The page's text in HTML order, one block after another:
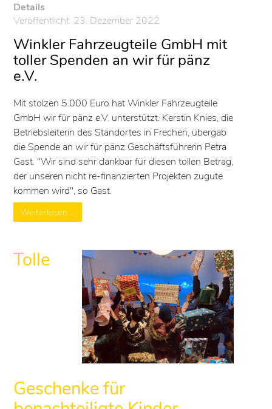
Details
Veröffentlicht: 23. Dezember 2022
Winkler Fahrzeugteile GmbH mit
toller Spenden an wir für pänz
e.V.
Mit stolzen 5.000 Euro hat Winkler Fahrzeugteile
GmbH wir für pänz e.V. unterstützt. Kerstin Knies, die
Betriebsleiterin des Standortes in Frechen, übergab
die Spende an wir für pänz Geschäftsführerin Petra
Gast. "Wir sind sehr dankbar für diesen tollen Betrag,
der unseren nicht re-finanzierten Projekten zugute
kommen wird", so Gast.
Weiterlesen …
Tolle
Geschenke für